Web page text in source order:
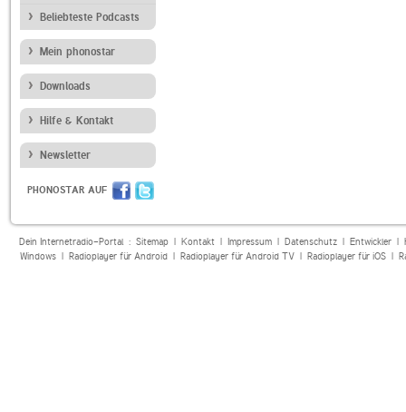
Beliebteste Podcasts
Mein phonostar
Downloads
Hilfe & Kontakt
Newsletter
PHONOSTAR AUF
Dein Internetradio-Portal : Sitemap| Kontakt| Impressum| Datenschutz| Entwickler|
Windows| Radioplayer für Android| Radioplayer für Android TV| Radioplayer für iOS|